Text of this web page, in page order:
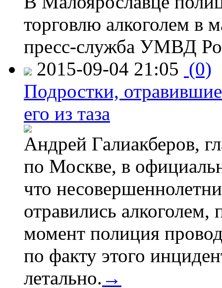
торговлю алкоголем в
пресс-служба УМВД
2015-09-04 21:05 (0)
Подростки,
его из таза
Андрей Галиакберов,
по Москве, в
что
отравились
момент полиция
по факту этого
летально. →